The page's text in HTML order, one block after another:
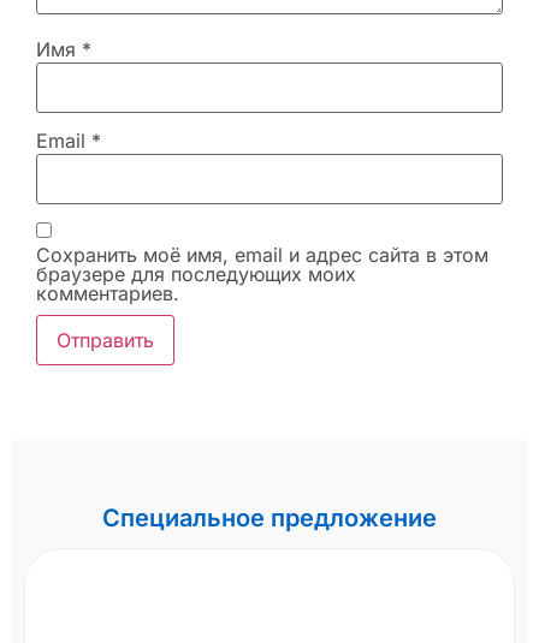
Имя *
Email *
Сохранить моё имя, email и адрес сайта в этом
браузере для последующих моих
комментариев.
Специальное предложение